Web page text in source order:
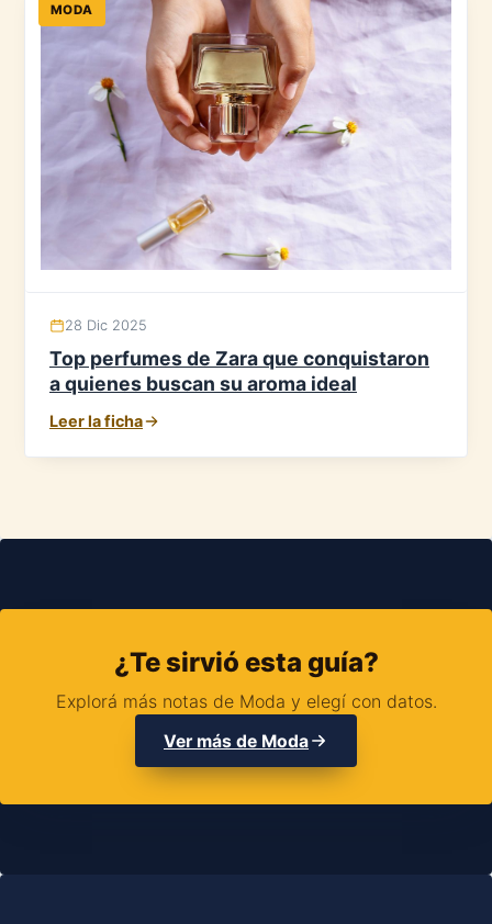
MODA
28 Dic 2025
Top perfumes de Zara que conquistaron
a quienes buscan su aroma ideal
Leer la ficha
¿Te sirvió esta guía?
Explorá más notas de Moda y elegí con datos.
Ver más de Moda